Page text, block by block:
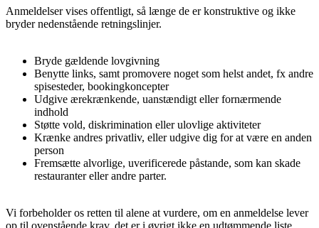
Anmeldelser vises offentligt, så længe de er konstruktive og ikke
bryder nedenstående retningslinjer.
Bryde gældende lovgivning
Benytte links, samt promovere noget som helst andet, fx andre
spisesteder, bookingkoncepter
Udgive ærekrænkende, uanstændigt eller fornærmende
indhold
Støtte vold, diskrimination eller ulovlige aktiviteter
Krænke andres privatliv, eller udgive dig for at være en anden
person
Fremsætte alvorlige, uverificerede påstande, som kan skade
restauranter eller andre parter.
Vi forbeholder os retten til alene at vurdere, om en anmeldelse lever
op til ovenstående krav, det er i øvrigt ikke en udtømmende liste.